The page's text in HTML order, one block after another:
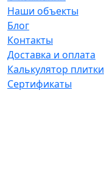
Наши объекты
Блог
Контакты
Доставка и оплата
Калькулятор плитки
Сертификаты